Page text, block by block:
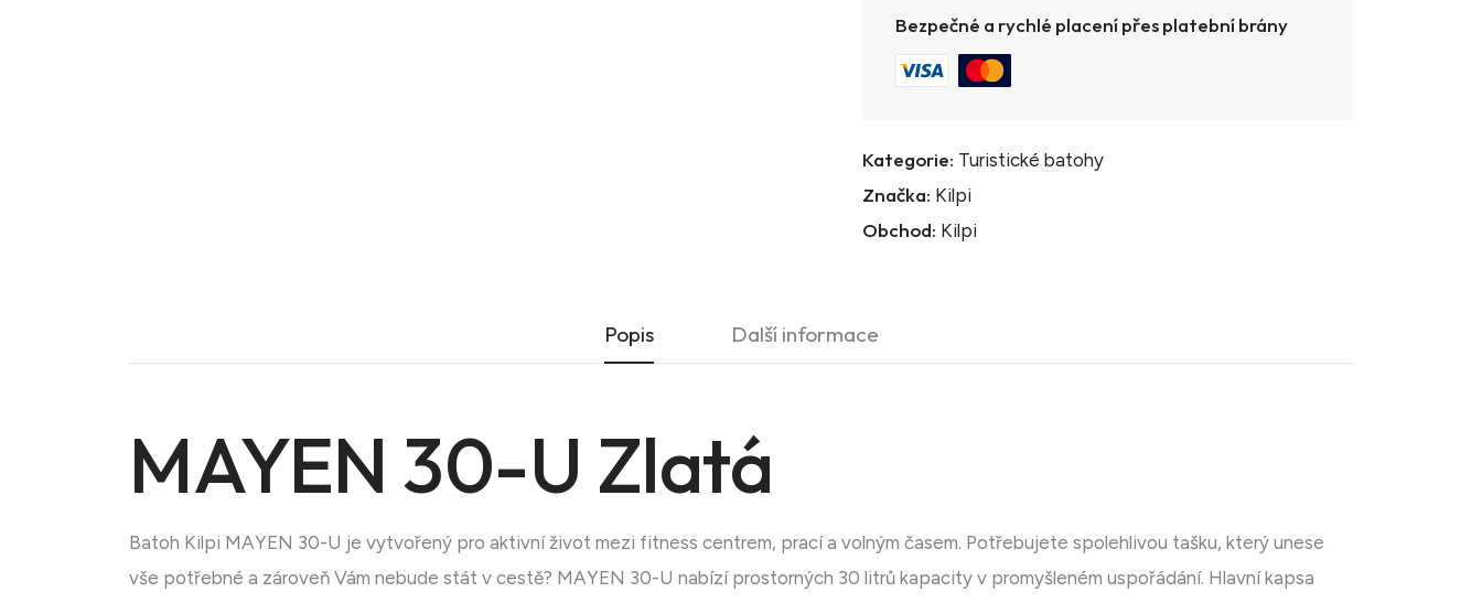
Bezpečné a rychlé placení přes platební brány
Kategorie: Turistické batohy
Značka: Kilpi
Obchod: Kilpi
Popis Další informace
MAYEN 30-U Zlatá
Batoh Kilpi MAYEN 30-U je vytvořený pro aktivní život mezi fitness centrem, prací a volným časem. Potřebujete spolehlivou tašku, který unese
vše potřebné a zároveň Vám nebude stát v cestě? MAYEN 30-U nabízí prostorných 30 litrů kapacity v promyšleném uspořádání. Hlavní kapsa